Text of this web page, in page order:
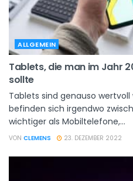
ALLGEMEIN
Tablets, die man im Jahr
sollte
Tablets sind genauso wertvoll
befinden sich irgendwo
wichtiger als Mobiltelefone,...
VON CLEMENS 23. DEZEMBER 2022